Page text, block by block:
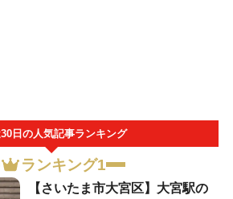
日の人気記事ランキング
ランキング1
【さいたま市大宮区】大宮駅の